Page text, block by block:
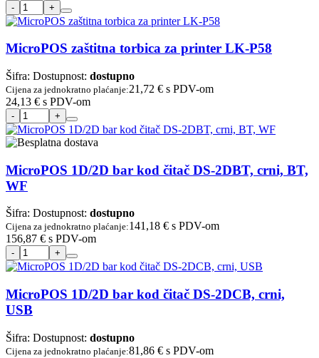
MicroPOS zaštitna torbica za printer LK-P58
Šifra: Dostupnost: dostupno
Cijena za jednokratno plaćanje:21,72 € s PDV-om
24,13 € s PDV-om
MicroPOS 1D/2D bar kod čitač DS-2DBT, crni, BT,
WF
Šifra: Dostupnost: dostupno
Cijena za jednokratno plaćanje:141,18 € s PDV-om
156,87 € s PDV-om
MicroPOS 1D/2D bar kod čitač DS-2DCB, crni,
USB
Šifra: Dostupnost: dostupno
Cijena za jednokratno plaćanje:81,86 € s PDV-om